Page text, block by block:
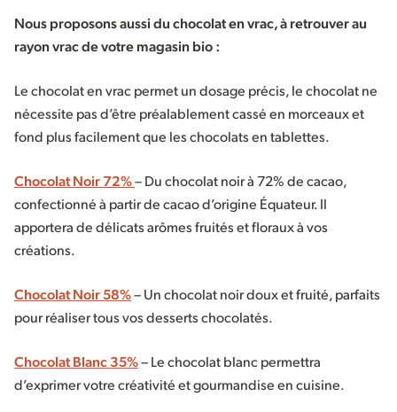
Nous proposons aussi du chocolat en vrac, à retrouver au
rayon vrac de votre magasin bio :
Le chocolat en vrac permet un dosage précis, le chocolat ne
nécessite pas d’être préalablement cassé en morceaux et
fond plus facilement que les chocolats en tablettes.
Chocolat Noir 72%– Du chocolat noir à 72% de cacao,
confectionné à partir de cacao d’origine Équateur. Il
apportera de délicats arômes fruités et floraux à vos
créations.
Chocolat Noir 58%– Un chocolat noir doux et fruité, parfaits
pour réaliser tous vos desserts chocolatés.
Chocolat Blanc 35%– Le chocolat blanc permettra
d’exprimer votre créativité et gourmandise en cuisine.